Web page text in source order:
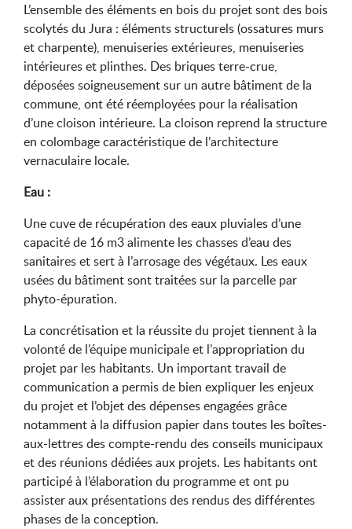
L’ensemble des éléments en bois du projet sont des bois
scolytés du Jura : éléments structurels (ossatures murs
et charpente), menuiseries extérieures, menuiseries
intérieures et plinthes. Des briques terre-crue,
déposées soigneusement sur un autre bâtiment de la
commune, ont été réemployées pour la réalisation
d’une cloison intérieure. La cloison reprend la structure
en colombage caractéristique de l’architecture
vernaculaire locale.
Eau :
Une cuve de récupération des eaux pluviales d’une
capacité de 16 m3 alimente les chasses d’eau des
sanitaires et sert à l’arrosage des végétaux. Les eaux
usées du bâtiment sont traitées sur la parcelle par
phyto-épuration.
La concrétisation et la réussite du projet tiennent à la
volonté de l’équipe municipale et l’appropriation du
projet par les habitants. Un important travail de
communication a permis de bien expliquer les enjeux
du projet et l’objet des dépenses engagées grâce
notamment à la diffusion papier dans toutes les boîtes-
aux-lettres des compte-rendu des conseils municipaux
et des réunions dédiées aux projets. Les habitants ont
participé à l’élaboration du programme et ont pu
assister aux présentations des rendus des différentes
phases de la conception.